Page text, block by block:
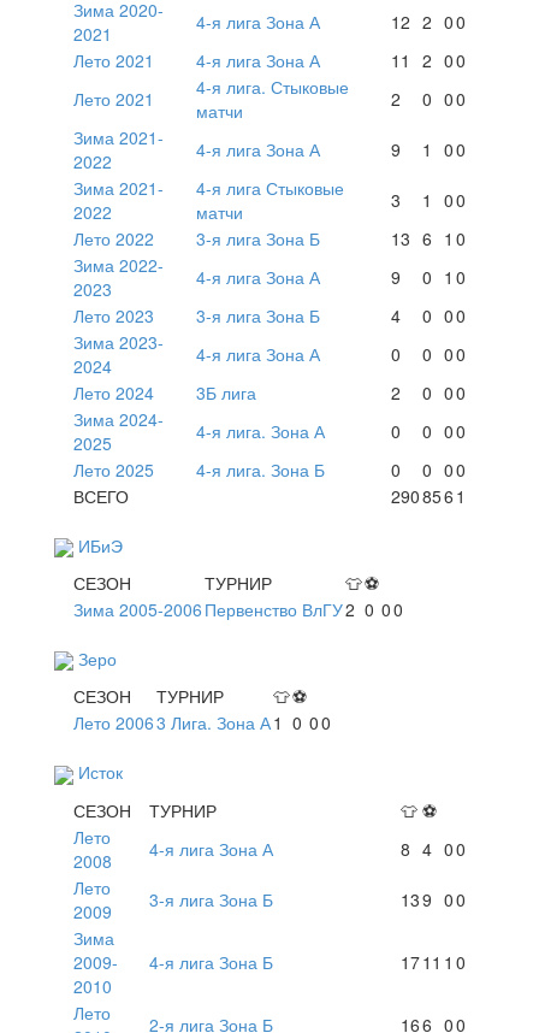
Зима 2020-
2021
4-я лига Зона А 12 2 00
Лето 2021
4-я лига Зона А 11 2 00
Лето 2021
4-я лига. Стыковые
матчи
2 0 00
Зима 2021-
2022
4-я лига Зона А 9 1 00
Зима 2021-
2022
4-я лига Стыковые
матчи
3 1 00
Лето 2022
3-я лига Зона Б 13 6 1 0
Зима 2022-
2023
4-я лига Зона А 9 0 1 0
Лето 2023
3-я лига Зона Б 4 0 00
Зима 2023-
2024
4-я лига Зона А 0 0 00
Лето 2024
3Б лига 2 0 00
Зима 2024-
2025
4-я лига. Зона А 0 0 00
Лето 2025
4-я лига. Зона Б 0 0 00
ВСЕГО
290856 1
ИБиЭ
СЕЗОН
ТУРНИР 👕⚽
Зима 2005-2006 Первенство ВлГУ2 0 00
Зеро
СЕЗОН
ТУРНИР 👕⚽
Лето 20063 Лига. Зона А1 0 00
Исток
СЕЗОН
ТУРНИР 👕 ⚽
Лето
2008
4-я лига Зона А 8 4 00
Лето
2009
3-я лига Зона Б 139 00
Зима
2009-
2010
4-я лига Зона Б 1711 1 0
Лето
2-я лига Зона Б 166 00